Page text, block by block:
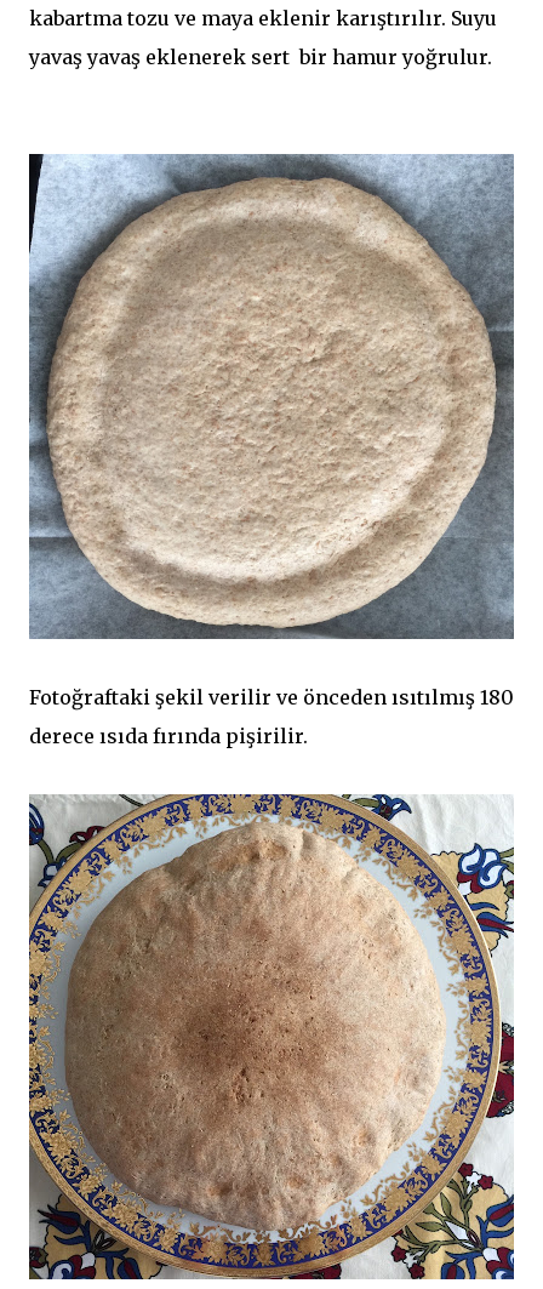
kabartma tozu ve maya eklenir karıştırılır. Suyu
yavaş yavaş eklenerek sert bir hamur yoğrulur.
Fotoğraftaki şekil verilir ve önceden ısıtılmış 180
derece ısıda fırında pişirilir.